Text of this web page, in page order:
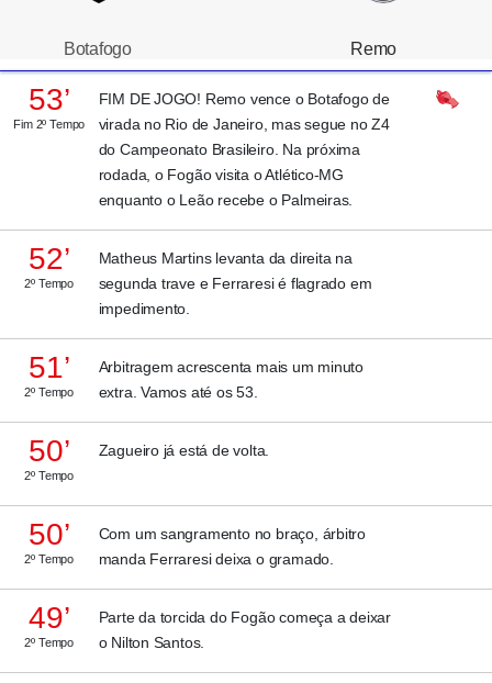
Botafogo Remo
53’
Fim 2º Tempo
FIM DE JOGO! Remo vence o Botafogo de
virada no Rio de Janeiro, mas segue no Z4
do Campeonato Brasileiro. Na próxima
rodada, o Fogão visita o Atlético-MG
enquanto o Leão recebe o Palmeiras.
52’
2º Tempo
Matheus Martins levanta da direita na
segunda trave e Ferraresi é flagrado em
impedimento.
51’
2º Tempo
Arbitragem acrescenta mais um minuto
extra. Vamos até os 53.
50’
2º Tempo
Zagueiro já está de volta.
50’
2º Tempo
Com um sangramento no braço, árbitro
manda Ferraresi deixa o gramado.
49’
2º Tempo
Parte da torcida do Fogão começa a deixar
o Nilton Santos.